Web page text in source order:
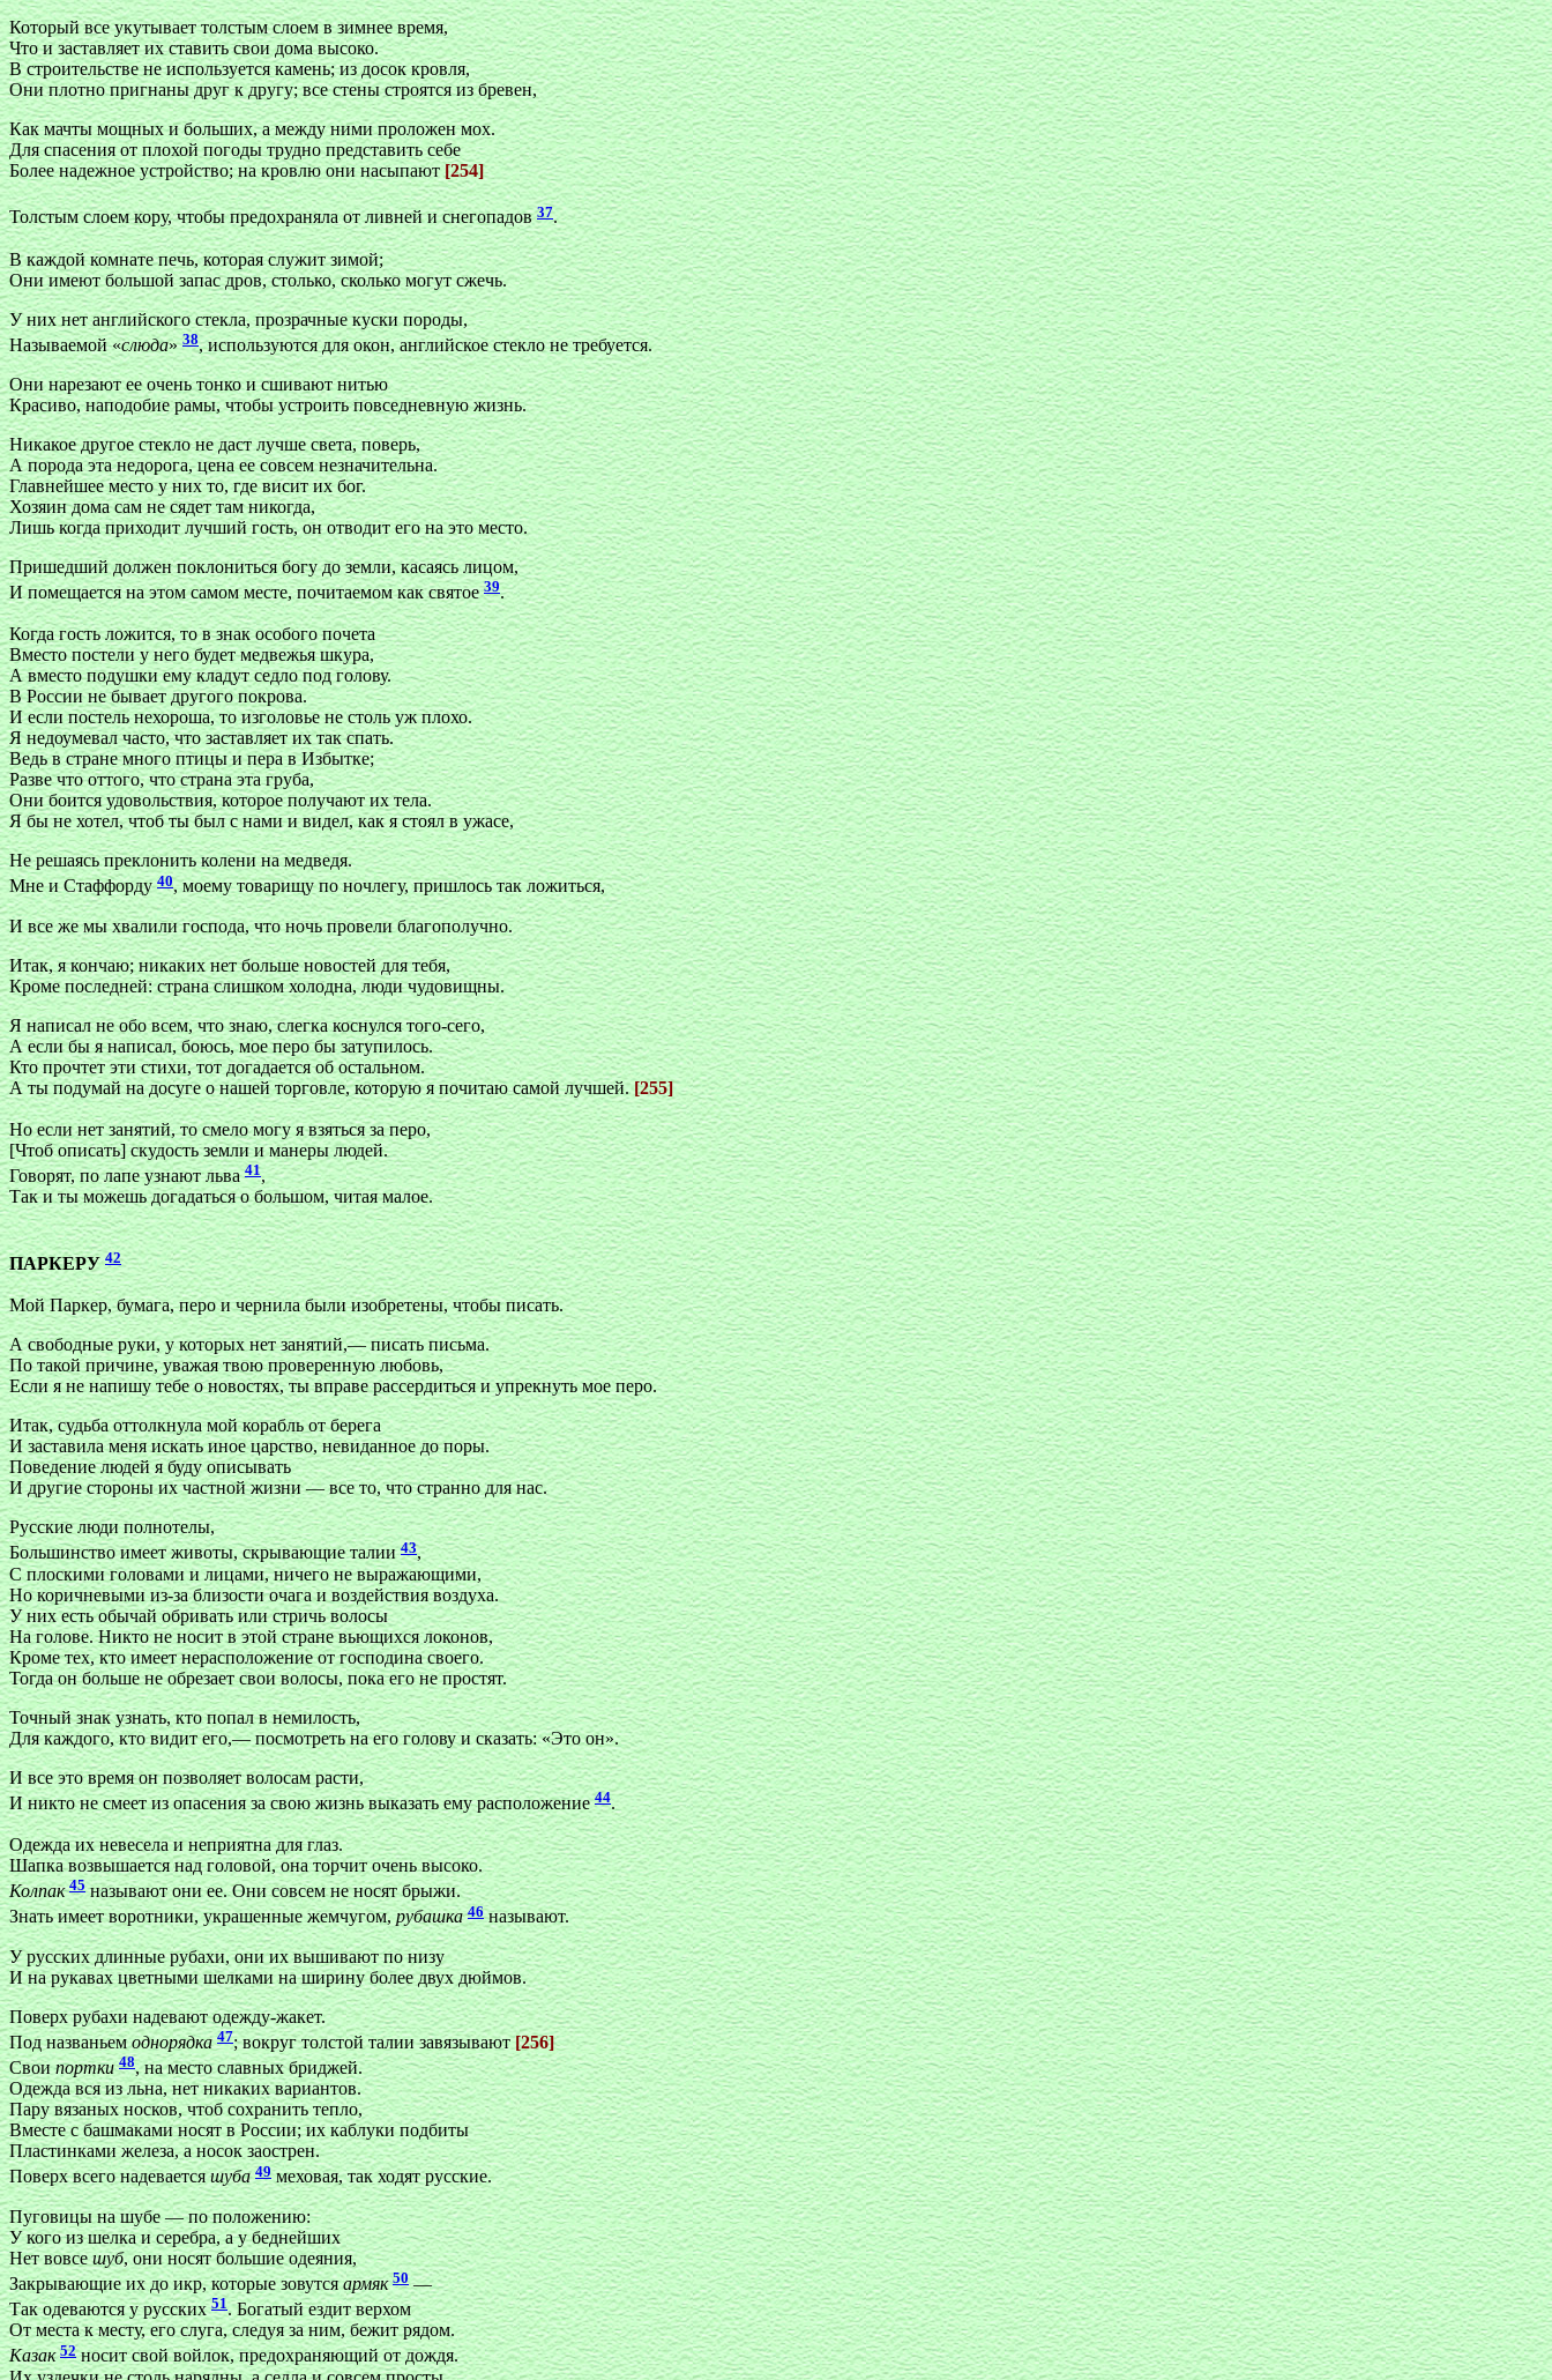
Который все укутывает толстым слоем в зимнее время,
Что и заставляет их ставить свои дома высоко.
В строительстве не используется камень; из досок кровля,
Они плотно пригнаны друг к другу; все стены строятся из бревен,
Как мачты мощных и больших, а между ними проложен мох.
Для спасения от плохой погоды трудно представить себе
Более надежное устройство; на кровлю они насыпают[254]
Толстым слоем кору, чтобы предохраняла от ливней и снегопадов37.
В каждой комнате печь, которая служит зимой;
Они имеют большой запас дров, столько, сколько могут сжечь.
У них нет английского стекла, прозрачные куски породы,
Называемой «слюда» 38, используются для окон, английское стекло не требуется.
Они нарезают ее очень тонко и сшивают нитью
Красиво, наподобие рамы, чтобы устроить повседневную жизнь.
Никакое другое стекло не даст лучше света, поверь,
А порода эта недорога, цена ее совсем незначительна.
Главнейшее место у них то, где висит их бог.
Хозяин дома сам не сядет там никогда,
Лишь когда приходит лучший гость, он отводит его на это место.
Пришедший должен поклониться богу до земли, касаясь лицом,
И помещается на этом самом месте, почитаемом как святое39.
Когда гость ложится, то в знак особого почета
Вместо постели у него будет медвежья шкура,
А вместо подушки ему кладут седло под голову.
В России не бывает другого покрова.
И если постель нехороша, то изголовье не столь уж плохо.
Я недоумевал часто, что заставляет их так спать.
Ведь в стране много птицы и пера в Избытке;
Разве что оттого, что страна эта груба,
Они боится удовольствия, которое получают их тела.
Я бы не хотел, чтоб ты был с нами и видел, как я стоял в ужасе,
Не решаясь преклонить колени на медведя.
Мне и Стаффорду40, моему товарищу по ночлегу, пришлось так ложиться,
И все же мы хвалили господа, что ночь провели благополучно.
Итак, я кончаю; никаких нет больше новостей для тебя,
Кроме последней: страна слишком холодна, люди чудовищны.
Я написал не обо всем, что знаю, слегка коснулся того-сего,
А если бы я написал, боюсь, мое перо бы затупилось.
Кто прочтет эти стихи, тот догадается об остальном.
А ты подумай на досуге о нашей торговле, которую я почитаю самой лучшей.[255]
Но если нет занятий, то смело могу я взяться за перо,
[Чтоб описать] скудость земли и манеры людей.
Говорят, по лапе узнают льва41,
Так и ты можешь догадаться о большом, читая малое.
ПАРКЕРУ 42
Мой Паркер, бумага, перо и чернила были изобретены, чтобы писать.
А свободные руки, у которых нет занятий,— писать письма.
По такой причине, уважая твою проверенную любовь,
Если я не напишу тебе о новостях, ты вправе рассердиться и упрекнуть мое перо.
Итак, судьба оттолкнула мой корабль от берега
И заставила меня искать иное царство, невиданное до поры.
Поведение людей я буду описывать
И другие стороны их частной жизни — все то, что странно для нас.
Русские люди полнотелы,
Большинство имеет животы, скрывающие талии43,
С плоскими головами и лицами, ничего не выражающими,
Но коричневыми из-за близости очага и воздействия воздуха.
У них есть обычай обривать или стричь волосы
На голове. Никто не носит в этой стране вьющихся локонов,
Кроме тех, кто имеет нерасположение от господина своего.
Тогда он больше не обрезает свои волосы, пока его не простят.
Точный знак узнать, кто попал в немилость,
Для каждого, кто видит его,— посмотреть на его голову и сказать: «Это он».
И все это время он позволяет волосам расти,
И никто не смеет из опасения за свою жизнь выказать ему расположение44.
Одежда их невесела и неприятна для глаз.
Шапка возвышается над головой, она торчит очень высоко.
Колпак 45называют они ее. Они совсем не носят брыжи.
Знать имеет воротники, украшенные жемчугом, рубашка 46называют.
У русских длинные рубахи, они их вышивают по низу
И на рукавах цветными шелками на ширину более двух дюймов.
Поверх рубахи надевают одежду-жакет.
Под названьемоднорядка 47; вокруг толстой талии завязывают[256]
Своипортки 48, на место славных бриджей.
Одежда вся из льна, нет никаких вариантов.
Пару вязаных носков, чтоб сохранить тепло,
Вместе с башмаками носят в России; их каблуки подбиты
Пластинками железа, а носок заострен.
Поверх всего надеваетсяшуба 49меховая, так ходят русские.
Пуговицы на шубе — по положению:
У кого из шелка и серебра, а у беднейших
Нет вовсешуб, они носят большие одеяния,
Закрывающие их до икр, которые зовутсяармяк 50—
Так одеваются у русских51. Богатый ездит верхом
От места к месту, его слуга, следуя за ним, бежит рядом.
Казак 52носит свой войлок, предохраняющий от дождя.